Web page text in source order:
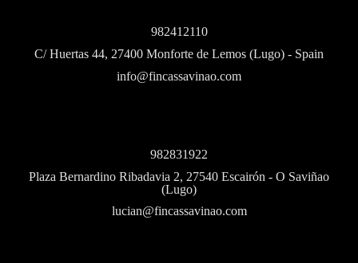
982412110
C/ Huertas 44, 27400 Monforte de Lemos (Lugo) - Spain
info@fincassavinao.com
982831922
Plaza Bernardino Ribadavia 2, 27540 Escairón - O Saviñao
(Lugo)
lucian@fincassavinao.com